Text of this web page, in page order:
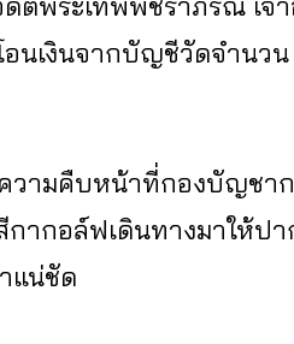
อนเงินจากบัญชีวัดจำน
ามคืบหน้าที่กองบัญชาก
กากอล์ฟเดินทางมาให้
แน่ชัด